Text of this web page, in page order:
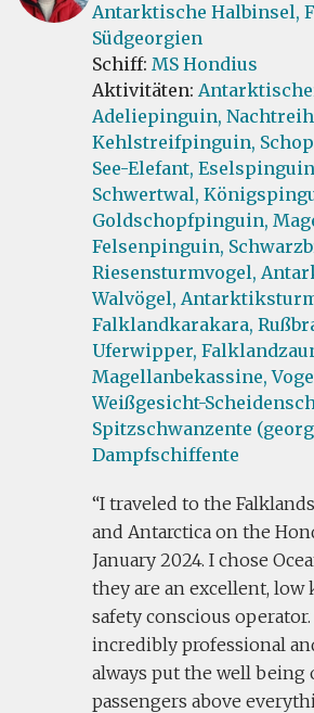
Antarktische Halbinsel,
Südgeorgien
Schiff: MS Hondius
Aktivitäten:
Adeliepinguin,
Kehlstreifpinguin,
See-Elefant,
Schwertwal,
Goldschopfpinguin,
Felsenpinguin,
Riesensturmvogel,
Walvögel,
Falklandkarakara,
Uferwipper,
Magellanbekassine,
Weißgesicht-
Spitzschwanzente
Dampfschiffente
I traveled to the
and Antarctica on the
January 2024. I chose
they are an excellent, low
safety conscious
incredibly professional
always put the well being
passengers above